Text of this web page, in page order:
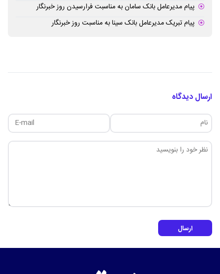
پیام مدیرعامل بانک سامان به مناسبت فرارسیدن روز خبرنگار
پیام تبریک مدیرعامل بانک سینا به مناسبت روز خبرنگار
ارسال دیدگاه
ارسال